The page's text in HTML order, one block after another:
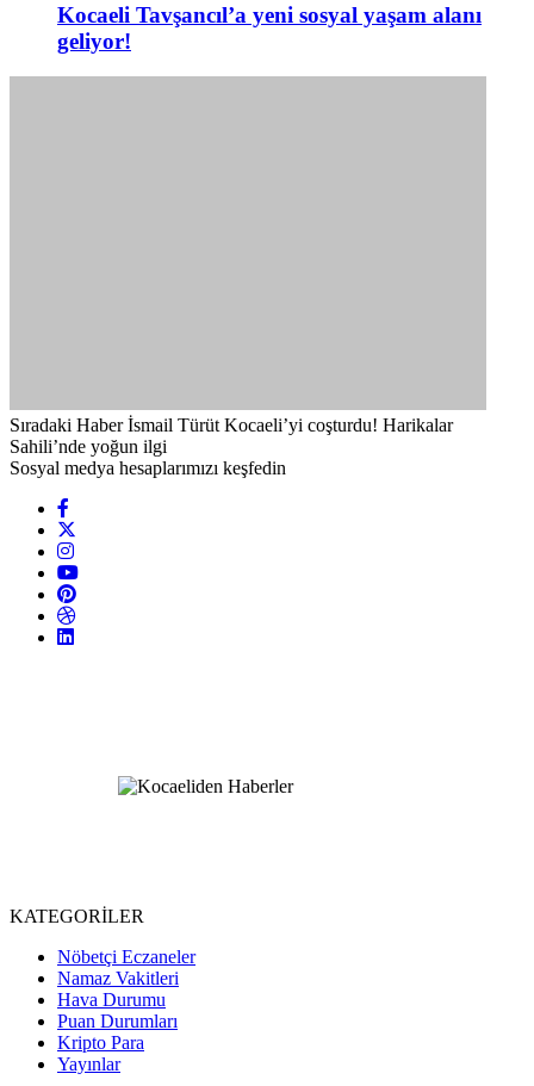
Kocaeli Tavşancıl’a yeni sosyal yaşam alanı
geliyor!
Sıradaki Haber İsmail Türüt Kocaeli’yi coşturdu! Harikalar
Sahili’nde yoğun ilgi
Sosyal medya hesaplarımızı keşfedin
KATEGORİLER
Nöbetçi Eczaneler
Namaz Vakitleri
Hava Durumu
Puan Durumları
Kripto Para
Yayınlar